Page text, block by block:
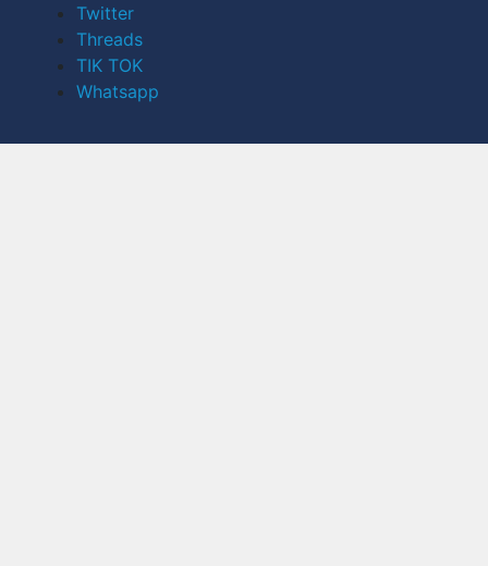
Twitter
Threads
TIK TOK
Whatsapp